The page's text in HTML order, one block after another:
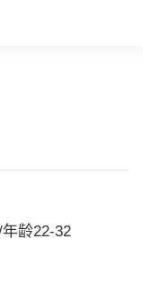
龄22-32